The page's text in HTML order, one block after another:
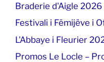
Braderie d'Aigle 2026
Festivali i Fëmijëve i
L'Abbaye i Fleurier
Promos Le Locle –